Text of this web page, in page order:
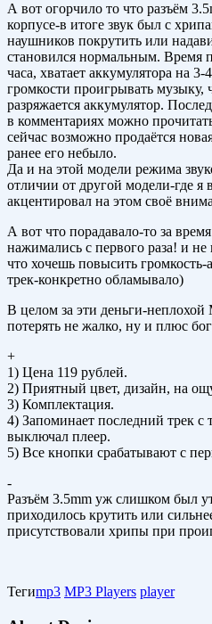
А вот огорчило то что разъём
корпусе-в итоге звук был с
наушников покрутить или
становился нормальным. Время
часа, хватает аккумулятора на
громкости проигрывать музыку,
разряжается аккумулятор.
в комментариях можно
сейчас возможно продаётся
ранее его небыло.
Да и на этой модели режима
отличии от другой модели-где я
акцентировал на этом своё
А вот что порадавало-то за
нажимались с первого раза! и
что хочешь повысить громкость-
трек-конкретно обламывало)
В целом за эти деньги-неплохой
потерять не жалко, ну и плюс
+
1) Цена 119 рублей.
2) Приятный цвет, дизайн, на
3) Комплектация.
4) Запоминает последний трек с
выключал плеер.
5) Все кнопки срабатывают с
-
Разъём 3.5mm уж слишком был
приходилось крутить или
присутствовали хрипы при
Тегиmp3 MP3 Players player